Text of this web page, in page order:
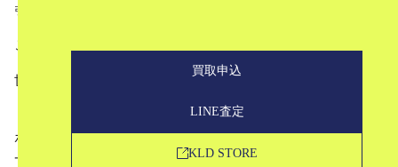
買取申込
LINE査定
KLD STORE
引用
こんにちは。ブランド古着のKLDです。
世界一有名なデザイナーの一人、「カール・ラガーフェル
ポニーテールにまとめた真っ白な髪の毛、モノトーンで統
一されたモードなスタイル、ボディラインのわかるタイト